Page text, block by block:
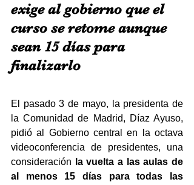
exige al gobierno que el
curso se retome aunque
sean 15 días para
finalizarlo
El pasado 3 de mayo, la presidenta de
la Comunidad de Madrid, Díaz Ayuso,
pidió al Gobierno central en la octava
videoconferencia de presidentes, una
consideración
la vuelta a las aulas de
al menos 15 días para todas las